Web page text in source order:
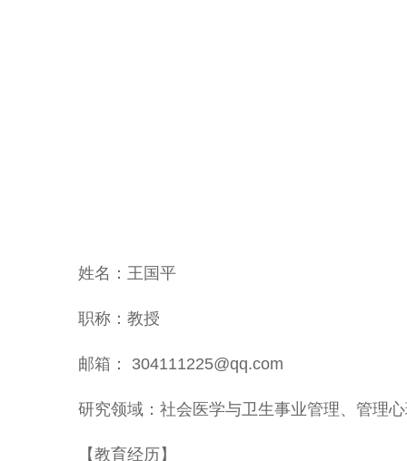
姓名：王国平
职称：教授
邮箱： 304111225@qq.com
研究领域：社会医学与卫生事业管理、管理
【教育经历】